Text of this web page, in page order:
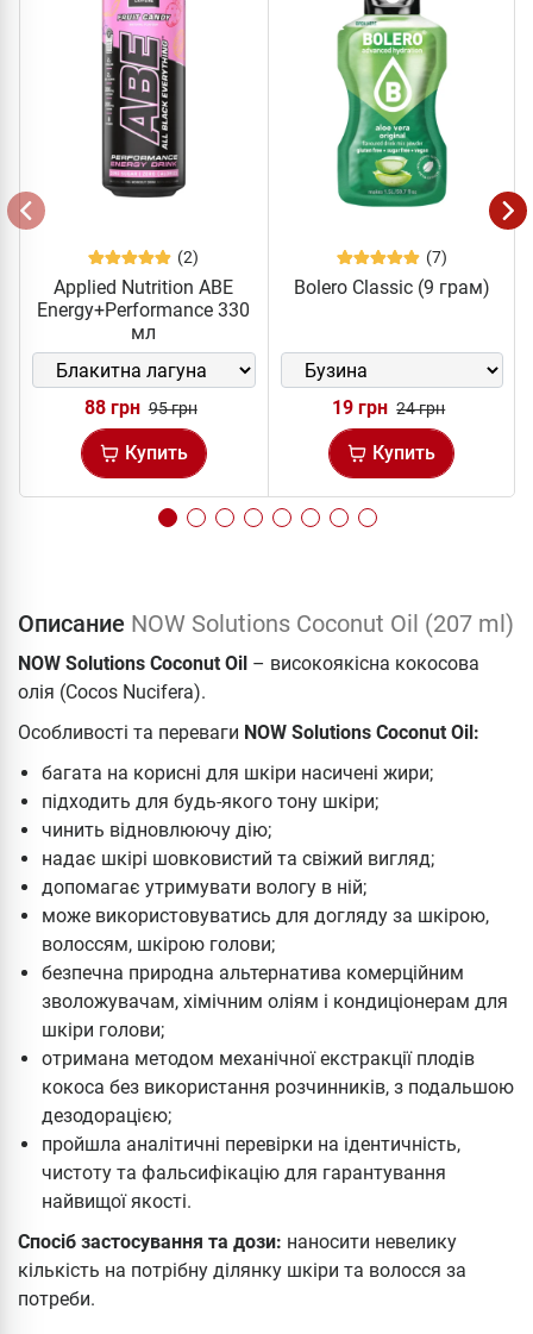
(2)
Applied Nutrition ABE
Energy+Performance 330
мл
88 грн 95 грн
Купить
(7)
Bolero Classic (9 грам)
19 грн 24 грн
Купить
Описание NOW Solutions Coconut Oil (207 ml)
NOW Solutions Coconut Oil – високоякісна кокосова
олія (Cocos Nucifera).
Особливості та переваги NOW Solutions Coconut Oil:
багата на корисні для шкіри насичені жири;
підходить для будь-якого тону шкіри;
чинить відновлюючу дію;
надає шкірі шовковистий та свіжий вигляд;
допомагає утримувати вологу в ній;
може використовуватись для догляду за шкірою,
волоссям, шкірою голови;
безпечна природна альтернатива комерційним
зволожувачам, хімічним оліям і кондиціонерам для
шкіри голови;
отримана методом механічної екстракції плодів
кокоса без використання розчинників, з подальшою
дезодорацією;
пройшла аналітичні перевірки на ідентичність,
чистоту та фальсифікацію для гарантування
найвищої якості.
Спосіб застосування та дози: наносити невелику
кількість на потрібну ділянку шкіри та волосся за
потреби.